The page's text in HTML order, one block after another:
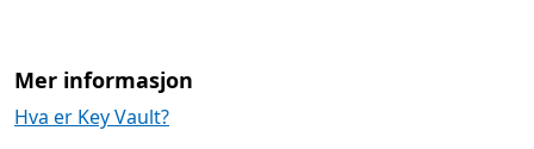
Mer informasjon
Hva er Key Vault?